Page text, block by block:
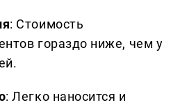
: Стоимость
гораздо ниже, чем у
: Легко наносится и